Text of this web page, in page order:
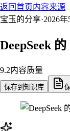
返回首页内容来源
宝玉的分享·2026年
DeepSeek
9.2内容质量
保存到知识库